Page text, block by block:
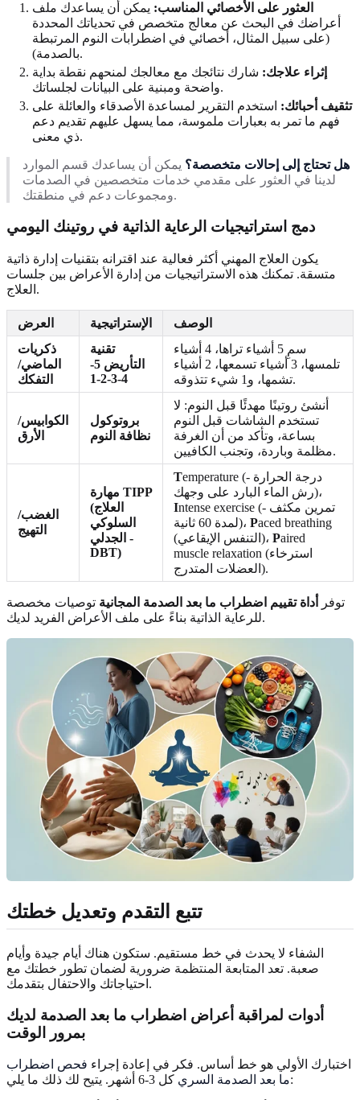
العثور على الأخصائي المناسب: يمكن أن يساعدك ملف
أعراضك في البحث عن معالج متخصص في تحدياتك المحددة
(على سبيل المثال، أخصائي في اضطرابات النوم المرتبطة
بالصدمة).
إثراء علاجك: شارك نتائجك مع معالجك لمنحهم نقطة بداية
واضحة ومبنية على البيانات لجلساتك.
تثقيف أحبائك: استخدم التقرير لمساعدة الأصدقاء والعائلة على
فهم ما تمر به بعبارات ملموسة، مما يسهل عليهم تقديم دعم
ذي معنى.
هل تحتاج إلى إحالات متخصصة؟ يمكن أن يساعدك قسم الموارد
لدينا في العثور على مقدمي خدمات متخصصين في الصدمات
ومجموعات دعم في منطقتك.
دمج استراتيجيات الرعاية الذاتية في روتينك اليومي
يكون العلاج المهني أكثر فعالية عند اقترانه بتقنيات إدارة ذاتية
متسقة. تمكنك هذه الاستراتيجيات من إدارة الأعراض بين جلسات
العلاج.
العرض الإستراتيجية
الوصف
ذكريات
الماضي/
التفكك
تقنية
التأريض 5-
4-3-2-1
سمِ 5 أشياء تراها، 4 أشياء
تلمسها، 3 أشياء تسمعها، 2 أشياء
تشمها، و1 شيء تتذوقه.
الكوابيس/
الأرق
بروتوكول
نظافة النوم
أنشئ روتينًا مهدئًا قبل النوم: لا
تستخدم الشاشات قبل النوم
بساعة، وتأكد من أن الغرفة
مظلمة وباردة، وتجنب الكافيين.
الغضب/
التهيج
مهارة TIPP
(العلاج
السلوكي
الجدلي -
DBT)
Temperature (درجة الحرارة -
رش الماء البارد على وجهك)،
Intense exercise (تمرين مكثف -
لمدة 60 ثانية)، Paced breathing
(التنفس الإيقاعي)، Paired
muscle relaxation (استرخاء
العضلات المتدرج).
توفر أداة تقييم اضطراب ما بعد الصدمة المجانية توصيات مخصصة
للرعاية الذاتية بناءً على ملف الأعراض الفريد لديك.
تتبع التقدم وتعديل خطتك
الشفاء لا يحدث في خط مستقيم. ستكون هناك أيام جيدة وأيام
صعبة. تعد المتابعة المنتظمة ضرورية لضمان تطور خطتك مع
احتياجاتك والاحتفال بتقدمك.
أدوات لمراقبة أعراض اضطراب ما بعد الصدمة لديك
بمرور الوقت
اختبارك الأولي هو خط أساس. فكر في إعادة إجراء فحص اضطراب
ما بعد الصدمة السريكل 3-6 أشهر. يتيح لك ذلك ما يلي: